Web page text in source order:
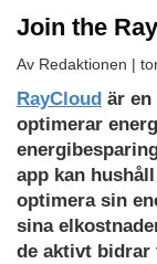
Join the
Av Redaktionen |
RayCloud är en
optimerar
app kan
optimera sin
sina
de aktivt